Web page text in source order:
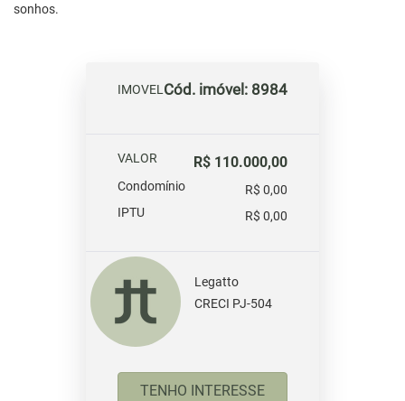
sonhos.
IMOVELCód. imóvel: 8984
VALOR R$ 110.000,00
Condomínio
R$ 0,00
IPTU
R$ 0,00
Legatto
CRECI PJ-504
TENHO INTERESSE